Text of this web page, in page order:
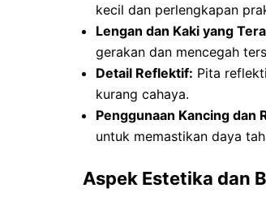
kecil dan perlengkapan
Lengan dan Kaki yang
gerakan dan mencegah
Detail Reflektif: Pita
kurang cahaya.
Penggunaan Kancing dan
untuk memastikan daya
Aspek Estetika dan